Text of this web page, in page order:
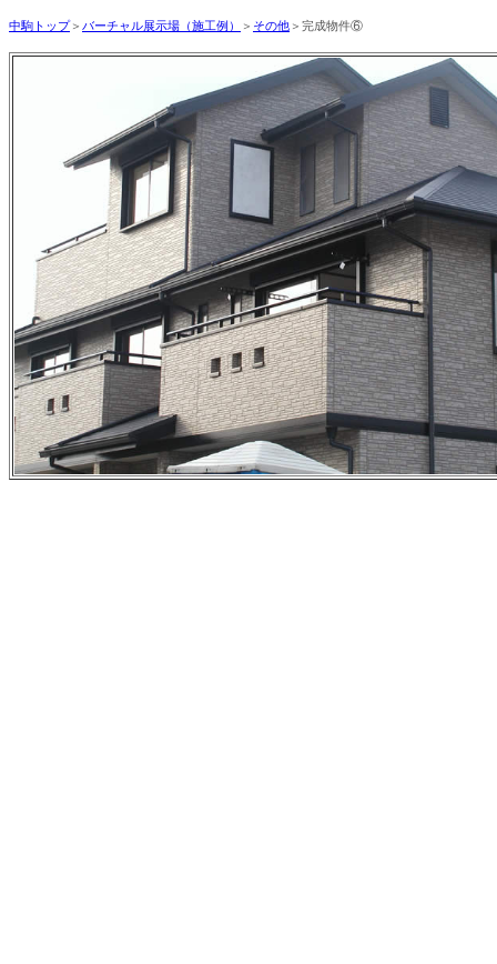
中駒トップ＞ バーチャル展示場（施工例） ＞ その他 ＞完成物件⑥